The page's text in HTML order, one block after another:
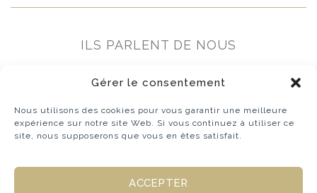
Gérer le consentement
Nous utilisons des cookies pour vous garantir une meilleure
expérience sur notre site Web. Si vous continuez à utiliser ce
site, nous supposerons que vous en êtes satisfait.
ACCEPTER
ILS PARLENT DE NOUS